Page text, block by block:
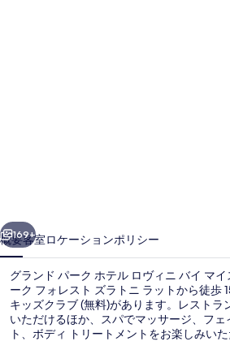
ホ
テ
ル
ロ
ヴ
次へ
169+
概要客室ロケーションポリシー
グランド パーク ホテル ロヴィニ バイ マ
ーク フォレスト ズラトニ ラットから徒歩
キッズクラブ (無料)があります。レストラ
いただけるほか、スパでマッサージ、フ
ト、ボディ トリートメントをお楽しみい